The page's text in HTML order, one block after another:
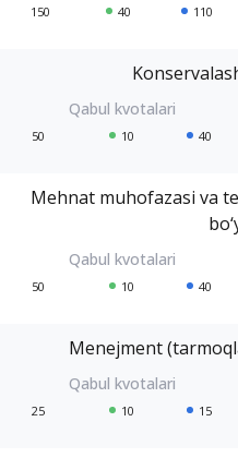
150 40 110
50 10 40
Mehnat muhofazasi va
50 10 40
Menejment
25 10 15